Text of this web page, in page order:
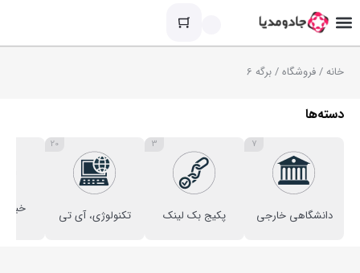
خانه/فروشگاه/ برگه 6
دسته‌ها
دانشگاهی خارجی
7
پکیج بک لینک
3
تکنولوژی، آی تی
20
خبری